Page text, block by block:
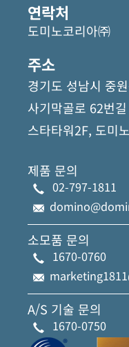
연락처
도미노코리아㈜
주소
경기도 성남시 중
사기막골로 62번
스타타워2F, 도미
제품 문의
02-797-1811
소모품 문의
1670-0760
A/S 기술 문의
1670-0750